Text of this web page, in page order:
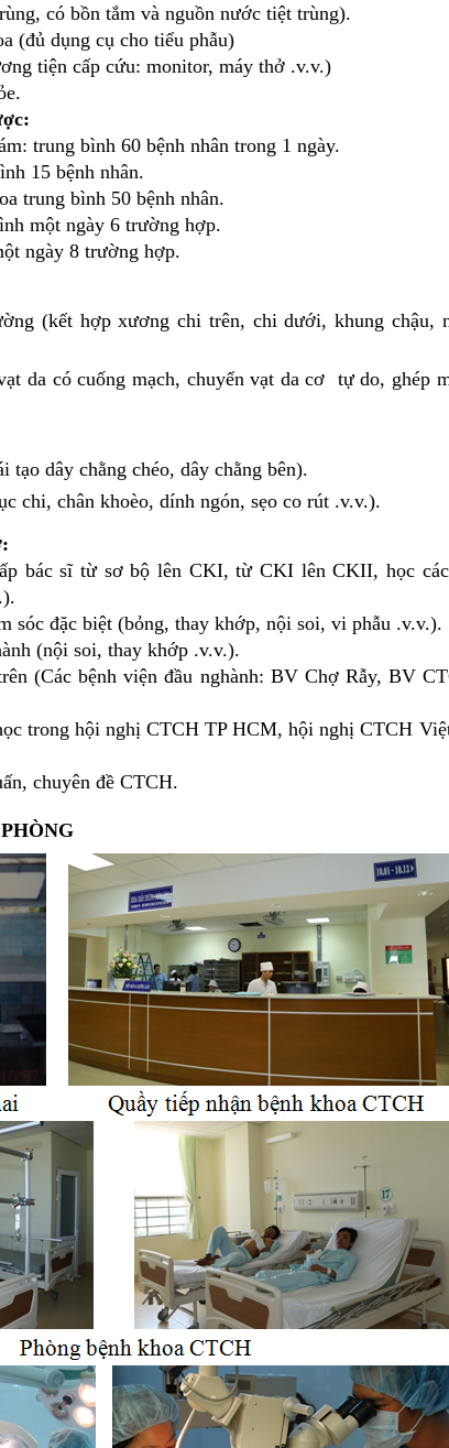
có bồn tắm và nguồn nước tiệt trùng).
(đủ dụng cụ cho tiểu phẫu)
tiện cấp cứu: monitor, máy thở .v.v.)
trung bình 60 bệnh nhân trong 1 ngày.
15 bệnh nhân.
trung bình 50 bệnh nhân.
một ngày 6 trường hợp.
ngày 8 trường hợp.
(kết hợp xương chi trên, chi dưới, khung chậu,
da có cuống mạch, chuyển vạt da cơ tự do, ghép
dây chằng chéo, dây chằng bên).
chi, chân khoèo, dính ngón, sẹo co rút .v.v.).
bác sĩ từ sơ bộ lên CKI, từ CKI lên CKII, học
sóc đặc biệt (bỏng, thay khớp, nội soi, vi phẫu .v.v.).
(nội soi, thay khớp .v.v.).
(Các bệnh viện đầu nghành: BV Chợ Rẫy, BV
trong hội nghị CTCH TP HCM, hội nghị CTCH
chuyên đề CTCH.